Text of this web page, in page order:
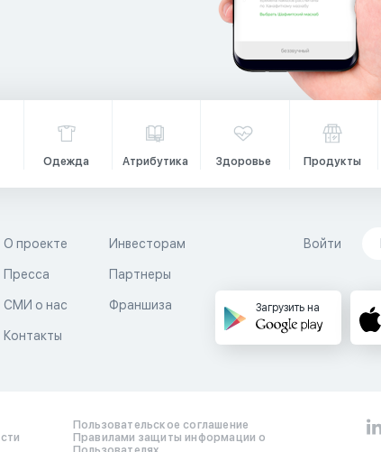
Одежда Атрибутика Здоровье Продукты
О проекте
Пресса
СМИ о нас
Контакты
Инвесторам
Партнеры
Франшиза
Войти
Загрузить на
Пользовательское соглашение
Правилами защиты информации о